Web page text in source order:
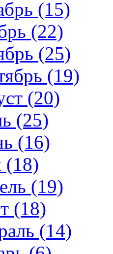
(15)
(22)
(25)
(19)
(20)
(25)
(16)
(18)
(19)
(18)
(14)